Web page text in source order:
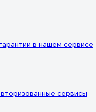
в нашем сервисе
сервисы